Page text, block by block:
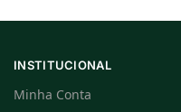
INSTITUCIONAL
Minha Conta